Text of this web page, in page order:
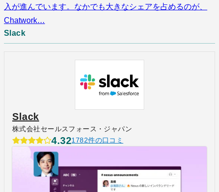
入が進んでいます。なかでも大きなシェアを占めるのが、
Chatwork…
Slack
Slack
株式会社セールスフォース・ジャパン
4.321782件の口コミ